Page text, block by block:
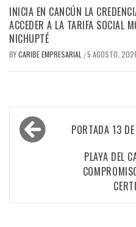
INICIA EN CANCÚN LA
ACCEDER A LA TARIFA SOCIAL
NICHUPTÉ
BYCARIBE EMPRESARIAL /5 AGOSTO,
Navegación
de
PORTADA 13
PLAYA DEL